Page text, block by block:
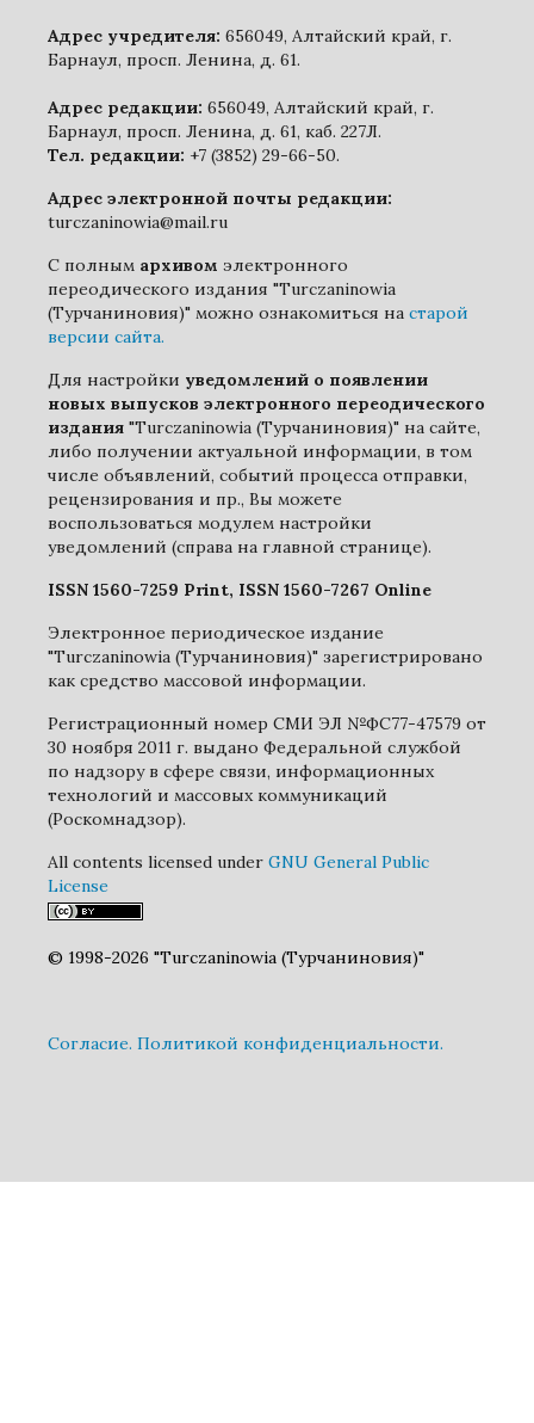
Адрес учредителя: 656049, Алтайский край, г.
Барнаул, просп. Ленина, д. 61.
Адрес редакции: 656049, Алтайский край, г.
Барнаул, просп. Ленина, д. 61, каб. 227Л.
Тел. редакции: +7 (3852) 29-66-50.
Адрес электронной почты редакции:
turczaninowia@mail.ru
С полным архивом электронного
переодического издания "Turczaninowia
(Турчаниновия)" можно ознакомиться на старой
версии сайта.
Для настройки уведомлений о появлении
новых выпусков электронного переодического
издания "Turczaninowia (Турчаниновия)" на сайте,
либо получении актуальной информации, в том
числе объявлений, событий процесса отправки,
рецензирования и пр., Вы можете
воспользоваться модулем настройки
уведомлений (справа на главной странице).
ISSN 1560-7259 Print, ISSN 1560-7267 Online
Электронное периодическое издание
"Turczaninowia (Турчаниновия)" зарегистрировано
как средство массовой информации.
Регистрационный номер СМИ ЭЛ №ФС77-47579 от
30 ноября 2011 г. выдано Федеральной службой
по надзору в сфере связи, информационных
технологий и массовых коммуникаций
(Роскомнадзор).
All contents licensed under GNU General Public
License
© 1998-2026 "Turczaninowia (Турчаниновия)"
Cогласие. Политикой конфиденциальности.